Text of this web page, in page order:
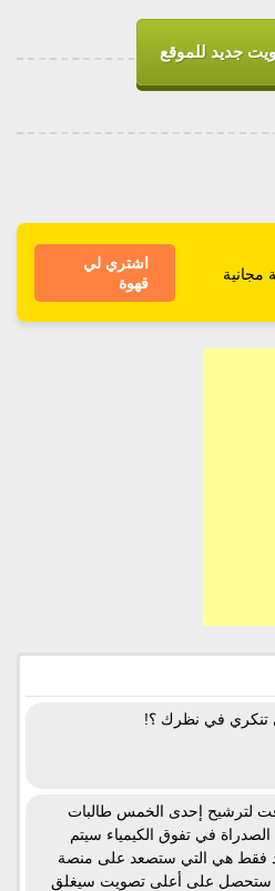
جديد للموقع
مجانية
اشتري لي
قهوة
في نظرك ؟!
لترشيح إحدى الخمس طالبات
في تفوق الكيمياء سيتم
فقط هي التي ستصعد على منصة
ستحصل على أعلى تصويت سيغلق